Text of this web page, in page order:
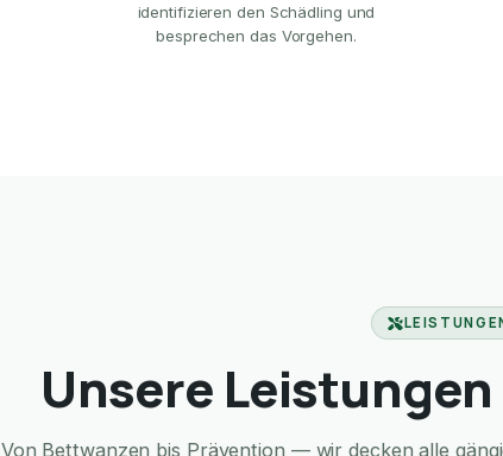
identifizieren den Schädling und
besprechen das Vorgehen.
Unsere
Von Bettwanzen bis Prävention — wir decken alle